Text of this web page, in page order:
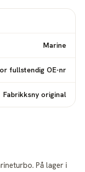
Marine
fullstendig OE-nr
Fabrikksny original
På lager i